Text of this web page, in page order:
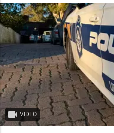
VIDEO